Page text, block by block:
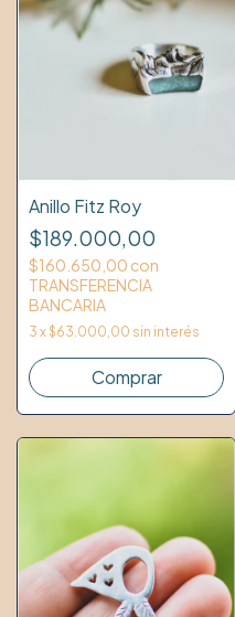
Anillo Fitz Roy
$189.000,00
$160.650,00 con
TRANSFERENCIA
BANCARIA
3 x $63.000,00 sin interés
Comprar